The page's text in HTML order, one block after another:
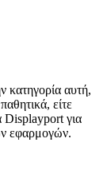
κατηγορία αυτή,
είτε
για
εφαρμογών.